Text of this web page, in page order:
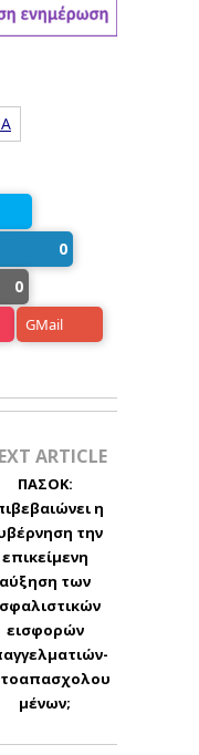
0
0
GMail
ARTICLE
ΠΑΣΟΚ:
η
την
επικείμενη
αύξηση των
εισφορών
μένων;